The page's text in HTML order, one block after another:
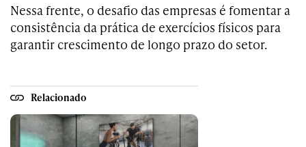
Nessa frente, o desafio das empresas é fomentar a
consistência da prática de exercícios físicos para
garantir crescimento de longo prazo do setor.
Relacionado